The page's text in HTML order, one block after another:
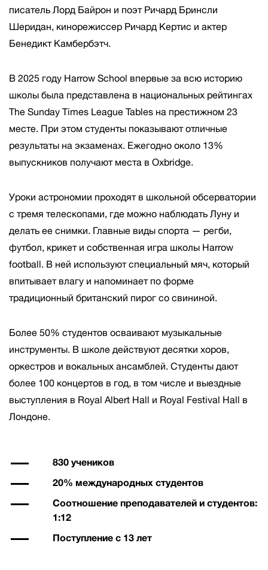
писатель Лорд Байрон и поэт Ричард Бринсли
Шеридан, кинорежиссер Ричард Кертис и актер
Бенедикт Камбербэтч.
В 2025 году Harrow School впервые за всю историю
школы была представлена в национальных рейтингах
The Sunday Times League Tables на престижном 23
месте. При этом студенты показывают отличные
результаты на экзаменах. Ежегодно около 13%
выпускников получают места в Oxbridge.
Уроки астрономии проходят в школьной обсерватории
с тремя телескопами, где можно наблюдать Луну и
делать ее снимки. Главные виды спорта — регби,
футбол, крикет и собственная игра школы Harrow
football. В ней используют специальный мяч, который
впитывает влагу и напоминает по форме
традиционный британский пирог со свининой.
Более 50% студентов осваивают музыкальные
инструменты. В школе действуют десятки хоров,
оркестров и вокальных ансамблей. Студенты дают
более 100 концертов в год, в том числе и выездные
выступления в Royal Albert Hall и Royal Festival Hall в
Лондоне.
830 учеников
20% международных студентов
Соотношение преподавателей и студентов:
1:12
Поступление с 13 лет